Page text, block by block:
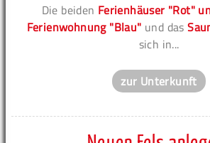
Die beiden Ferienhäuser "Rot"
Ferienwohnung "Blau" und das
sich in...
zur Unterkunft